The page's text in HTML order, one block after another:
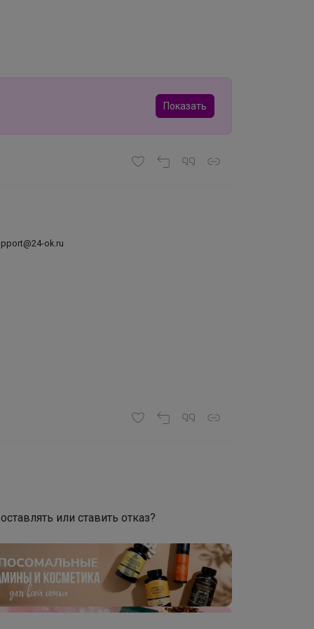
Показать
ok.ru
или ставить отказ?